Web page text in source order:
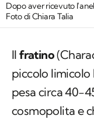
Dopo aver ricevuto
Foto di Chiara Talia
Ilfratino(
piccolo
pesa circa 40-
cosmopolita e